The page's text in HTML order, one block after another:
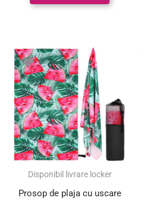
SUPER PREȚ!
Disponibil livrare locker
Prosop de plaja cu uscare
Prețul
inițial
a
fost:
73.00 lei.
Prețul
curent
este:
66.00 lei.